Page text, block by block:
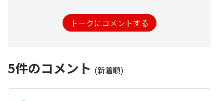
トークにコメントする
5件のコメント (新着順)